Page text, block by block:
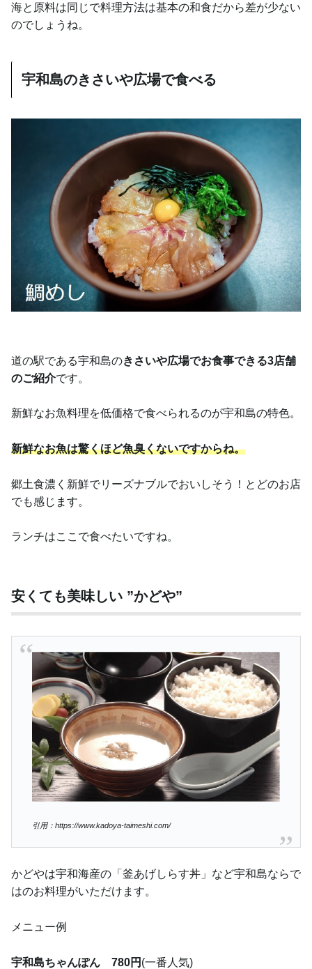
海と原料は同じで料理方法は基本の和食だから差が少ない
のでしょうね。
宇和島のきさいや広場で食べる
道の駅である宇和島のきさいや広場でお食事できる3店舗
のご紹介です。
新鮮なお魚料理を低価格で食べられるのが宇和島の特色。
新鮮なお魚は驚くほど魚臭くないですからね。
郷土食濃く新鮮でリーズナブルでおいしそう！とどのお店
でも感じます。
ランチはここで食べたいですね。
安くても美味しい ”かどや”
引用：https://www.kadoya-taimeshi.com/
かどやは宇和海産の「釜あげしらす丼」など宇和島ならで
はのお料理がいただけます。
メニュー例
宇和島ちゃんぽん 780円 (一番人気)